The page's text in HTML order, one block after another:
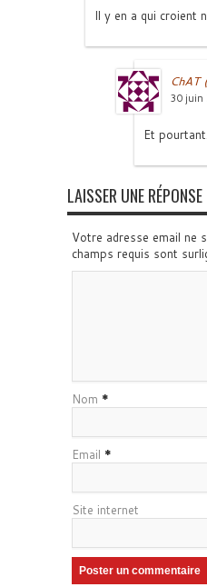
Il y en a qui croient
ChAT
30 juin
Et
LAISSER UNE RÉPONSE
Votre adresse email ne
champs requis sont
Nom *
Email *
Site internet